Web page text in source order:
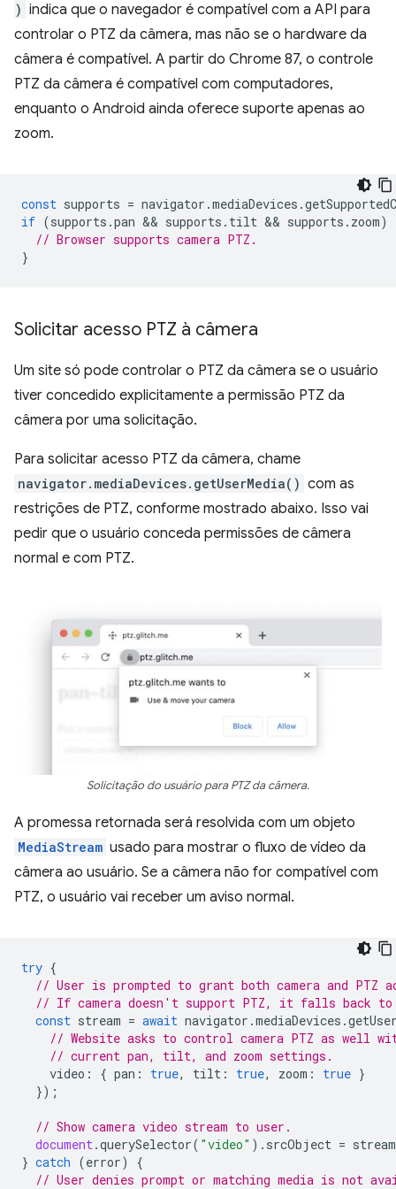
) indica que o navegador é compatível com a API para
controlar o PTZ da câmera, mas não se o hardware da
câmera é compatível. A partir do Chrome 87, o controle
PTZ da câmera é compatível com computadores,
enquanto o Android ainda oferece suporte apenas ao
zoom.
const supports = navigator .mediaDevices .
if (supports .pan && supports . tilt && supports . zoom)
// Browser supports camera PTZ.
}
Solicitar acesso PTZ à câmera
Um site só pode controlar o PTZ da câmera se o usuário
tiver concedido explicitamente a permissão PTZ da
câmera por uma solicitação.
Para solicitar acesso PTZ da câmera, chame
navigator.mediaDevices.getUserMedia() com as
restrições de PTZ, conforme mostrado abaixo. Isso vai
pedir que o usuário conceda permissões de câmera
normal e com PTZ.
Solicitação do usuário para PTZ da câmera.
A promessa retornada será resolvida com um objeto
MediaStream usado para mostrar o fluxo de vídeo da
câmera ao usuário. Se a câmera não for compatível com
PTZ, o usuário vai receber um aviso normal.
try {
// User is prompted to grant both camera and
// If camera doesn't support PTZ, it falls back to
const stream = await navigator .mediaDevices .
// Website asks to control camera PTZ as well
// current pan, tilt, and zoom settings.
video : { pan : true, tilt : true, zoom : true }
});
// Show camera video stream to user.
document.querySelector( "video" ). srcObject = stream
} catch (error)
{
// User denies prompt or matching media is not